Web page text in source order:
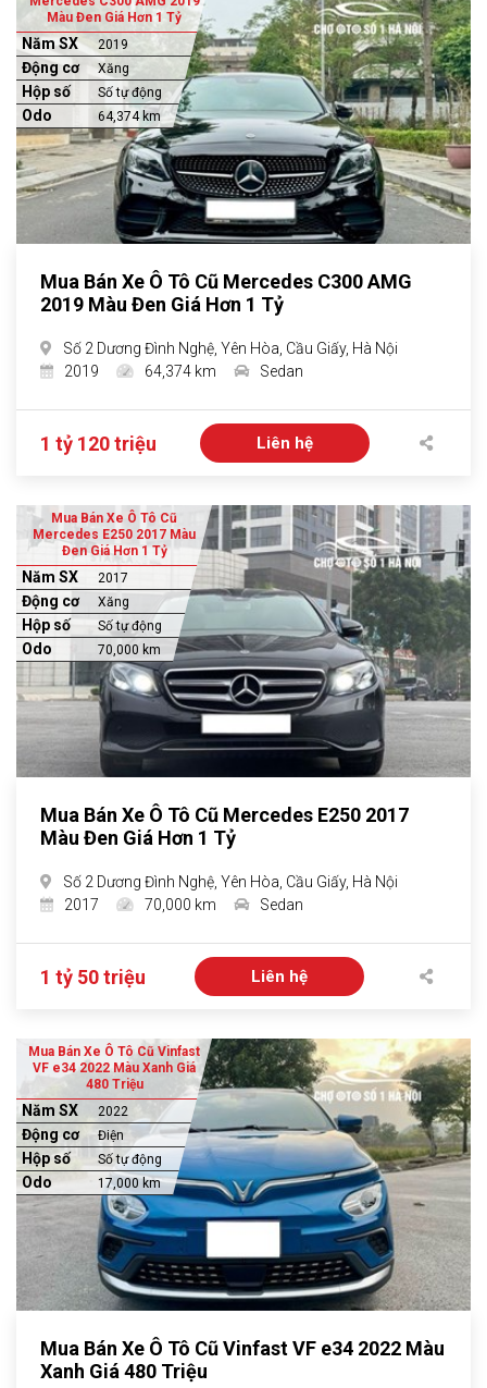
Màu Đen Giá Hơn 1 Tỷ
Năm SX 2019
Động cơ Xăng
Hộp số Số tự động
Odo 64,374 km
Mua Bán Xe Ô Tô Cũ Mercedes C300 AMG
2019 Màu Đen Giá Hơn 1 Tỷ
Số 2 Dương Đình Nghệ, Yên Hòa, Cầu Giấy, Hà Nội
2019
64,374 km Sedan
1 tỷ 120 triệu Liên hệ
Mua Bán Xe Ô Tô Cũ
Mercedes E250 2017 Màu
Đen Giá Hơn 1 Tỷ
Năm SX 2017
Động cơ Xăng
Hộp số Số tự động
Odo 70,000 km
Mua Bán Xe Ô Tô Cũ Mercedes E250 2017
Màu Đen Giá Hơn 1 Tỷ
Số 2 Dương Đình Nghệ, Yên Hòa, Cầu Giấy, Hà Nội
2017
70,000 km Sedan
1 tỷ 50 triệu Liên hệ
Mua Bán Xe Ô Tô Cũ Vinfast
VF e34 2022 Màu Xanh Giá
480 Triệu
Năm SX 2022
Động cơ Điện
Hộp số Số tự động
Odo 17,000 km
Mua Bán Xe Ô Tô Cũ Vinfast VF e34 2022 Màu
Xanh Giá 480 Triệu